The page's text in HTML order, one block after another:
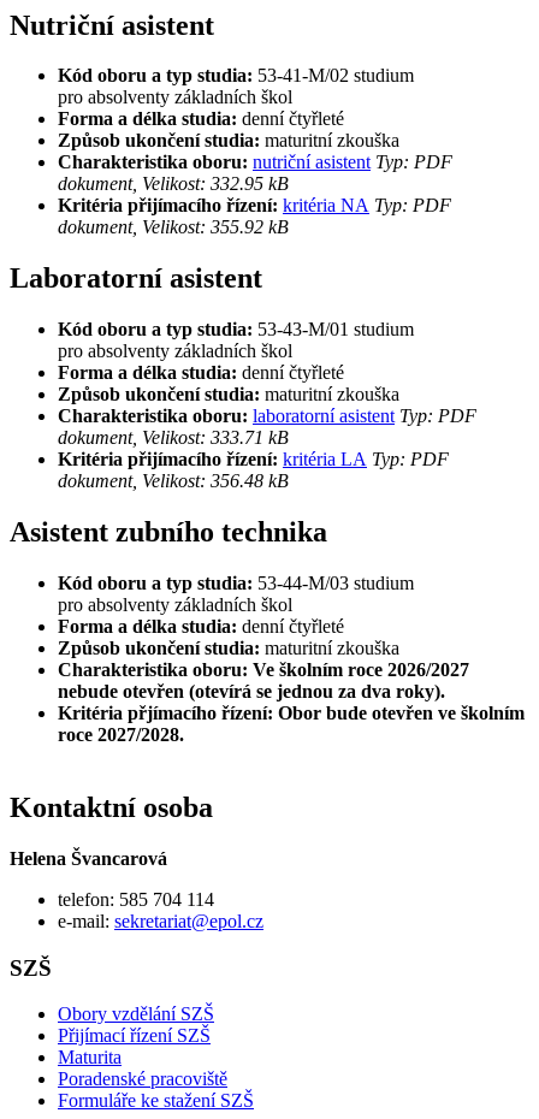
Nutriční asistent
Kód oboru a typ studia: 53-41-M/02 studium
pro absolventy základních škol
Forma a délka studia: denní čtyřleté
Způsob ukončení studia: maturitní zkouška
Charakteristika oboru: nutriční asistentTyp: PDF
dokument, Velikost: 332.95 kB
Kritéria přijímacího řízení: kritéria NA Typ: PDF
dokument, Velikost: 355.92 kB
Laboratorní asistent
Kód oboru a typ studia: 53-43-M/01 studium
pro absolventy základních škol
Forma a délka studia: denní čtyřleté
Způsob ukončení studia: maturitní zkouška
Charakteristika oboru: laboratorní asistent Typ: PDF
dokument, Velikost: 333.71 kB
Kritéria přijímacího řízení: kritéria LA Typ: PDF
dokument, Velikost: 356.48 kB
Asistent zubního technika
Kód oboru a typ studia: 53-44-M/03 studium
pro absolventy základních škol
Forma a délka studia: denní čtyřleté
Způsob ukončení studia: maturitní zkouška
Charakteristika oboru: Ve školním roce 2026/2027
nebude otevřen (otevírá se jednou za dva roky).
Kritéria přjímacího řízení: Obor bude otevřen ve školním
roce 2027/2028.
Kontaktní osoba
Helena Švancarová
telefon: 585 704 114
e-mail: sekretariat@epol.cz
SZŠ
Obory vzdělání SZŠ
Přijímací řízení SZŠ
Maturita
Poradenské pracoviště
Formuláře ke stažení SZŠ